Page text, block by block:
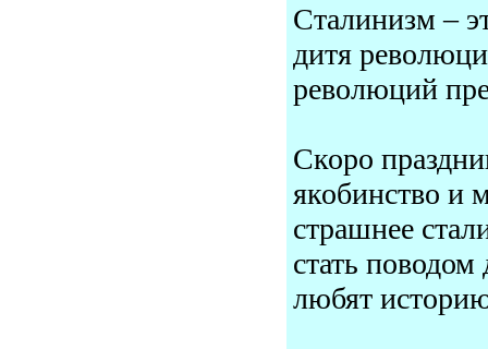
Сталинизм –
дитя
революций
Скоро
якобинство и
страшнее
стать
любят